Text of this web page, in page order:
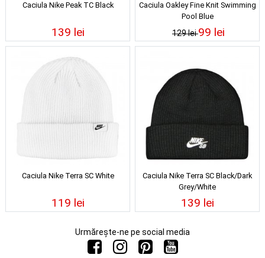
Caciula Nike Peak TC Black
139 lei
Caciula Oakley Fine Knit Swimming
Pool Blue
129 lei99 lei
Caciula Nike Terra SC White
119 lei
Caciula Nike Terra SC Black/Dark
Grey/White
139 lei
Urmărește-ne pe social media